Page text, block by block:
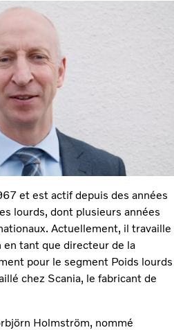
et est actif depuis des années
lourds, dont plusieurs années
Actuellement, il travaille
en tant que directeur de la
pour le segment Poids lourds
chez Scania, le fabricant de
Holmström, nommé